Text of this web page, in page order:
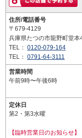
住所/電話番号
〒679-4129
兵庫県たつの市龍野町堂本
TEL： 0120-079-164
TEL： 0791-64-3111
営業時間
午前9時〜午後6時
定休日
第2・第3水曜
【臨時営業日のお知らせ】